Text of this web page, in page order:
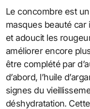
Le concombre est
masques beauté car
et adoucit les
améliorer encore
être complété par
d’abord, l’huile
signes du
déshydratation.